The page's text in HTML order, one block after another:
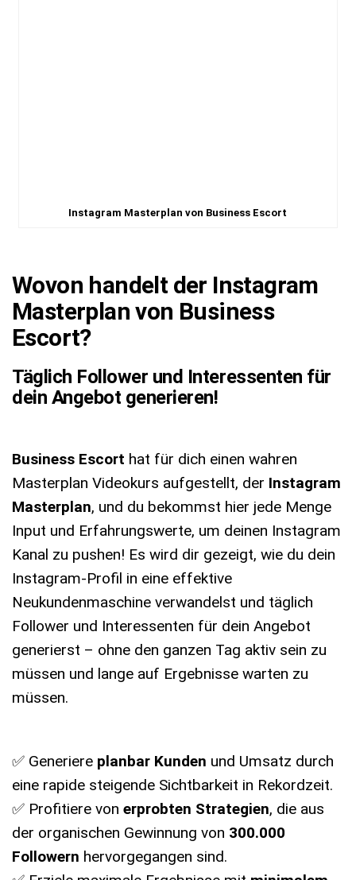
Instagram Masterplan von Business Escort
Wovon handelt der Instagram
Masterplan von Business
Escort?
Täglich Follower und Interessenten für
dein Angebot generieren!
Business Escort hat für dich einen wahren
Masterplan Videokurs aufgestellt, der Instagram
Masterplan, und du bekommst hier jede Menge
Input und Erfahrungswerte, um deinen Instagram
Kanal zu pushen! Es wird dir gezeigt, wie du dein
Instagram-Profil in eine effektive
Neukundenmaschine verwandelst und täglich
Follower und Interessenten für dein Angebot
generierst – ohne den ganzen Tag aktiv sein zu
müssen und lange auf Ergebnisse warten zu
müssen.
✅ Generiere planbar Kunden und Umsatz durch
eine rapide steigende Sichtbarkeit in Rekordzeit.
✅ Profitiere von erprobten Strategien, die aus
der organischen Gewinnung von 300.000
Followern hervorgegangen sind.